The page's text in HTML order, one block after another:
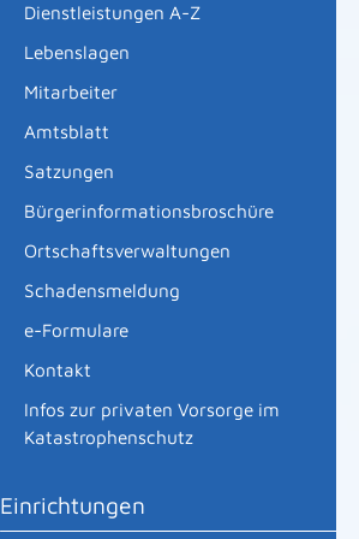
Dienstleistungen A-Z
Lebenslagen
Mitarbeiter
Amtsblatt
Satzungen
Bürgerinformationsbroschüre
Ortschaftsverwaltungen
Schadensmeldung
e-Formulare
Kontakt
Infos zur privaten Vorsorge im
Katastrophenschutz
Einrichtungen